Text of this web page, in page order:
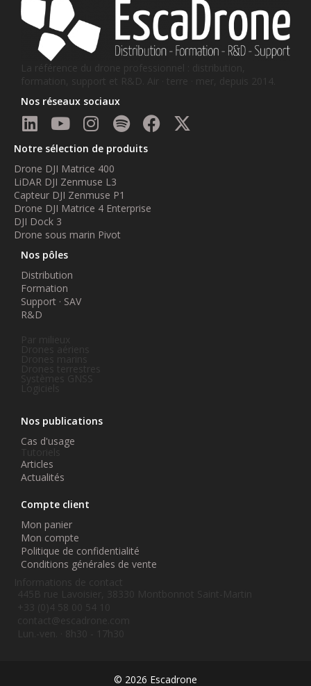
La référence du drone professionnel : distribution,
formation, support et R&D. Air · terre · mer, depuis 2014.
Nos réseaux sociaux
Notre sélection de produits
Drone DJI Matrice 400
LiDAR DJI Zenmuse L3
Capteur DJI Zenmuse P1
Drone DJI Matrice 4 Enterprise
DJI Dock 3
Drone sous marin Pivot
Nos pôles
Distribution
Formation
Support · SAV
R&D
Drones aériens
Drones marins
Drones terrestres
Systèmes GNSS
Logiciels
Nos publications
Cas d'usage
Tutoriels
Articles
Actualités
Compte client
Mon panier
Mon compte
Politique de confidentialité
Conditions générales de vente
Informations de contact
445B rue Lavoisier, 38330 Montbonnot Saint-Martin
contact@escadrone.com
Lun.-ven. · 8h30 - 17h30
© 2026 Escadrone